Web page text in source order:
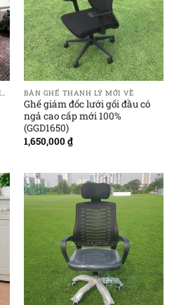
BÀN GHẾ THANH LÝ MỚI VỀ
Ghế giám đốc lưới gối đầu có
ngả cao cấp mới 100%
(GGD1650)
1,650,000₫